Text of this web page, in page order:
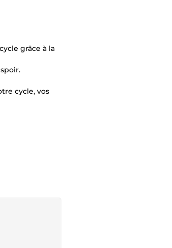
grâce à la
cycle, vos